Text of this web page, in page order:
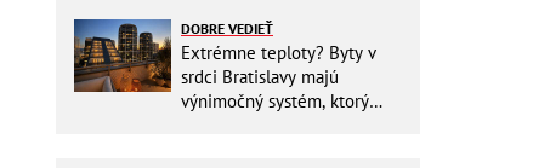
DOBRE VEDIEŤ
Extrémne teploty? Byty v
srdci Bratislavy majú
výnimočný systém, ktorý